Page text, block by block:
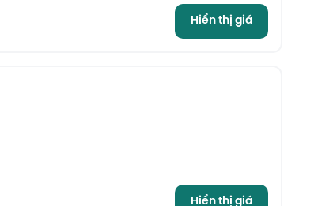
Hiển thị giá
Hiển thị giá